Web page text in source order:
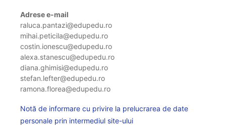
Adrese e-mail
raluca.pantazi@edupedu.ro
mihai.peticila@edupedu.ro
costin.ionescu@edupedu.ro
alexa.stanescu@edupedu.ro
diana.ghimisi@edupedu.ro
stefan.lefter@edupedu.ro
ramona.florea@edupedu.ro
Notă de informare cu privire la prelucrarea de date
personale prin intermediul site-ului